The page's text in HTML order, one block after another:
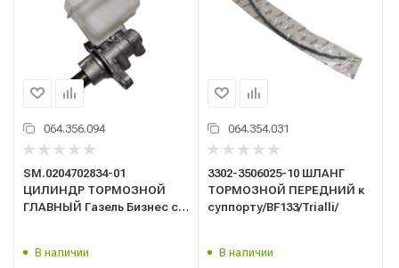
064.356.094
SM.0204702834-01
ЦИЛИНДР ТОРМОЗНОЙ
ГЛАВНЫЙ Газель Бизнес с
В наличии
064.354.031
3302-3506025-10 ШЛАНГ
ТОРМОЗНОЙ ПЕРЕДНИЙ к
суппорту/BF133/Trialli/
В наличии